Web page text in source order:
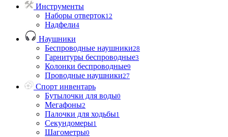
Инструменты
Наборы отверток12
Надфели4
Наушники
Беспроводные наушники28
Гарнитуры беспроводные3
Колонки беспроводные9
Проводные наушники27
Спорт инвентарь
Бутылочки для воды0
Мегафоны2
Палочки для ходьбы1
Секундомеры1
Шагометры0